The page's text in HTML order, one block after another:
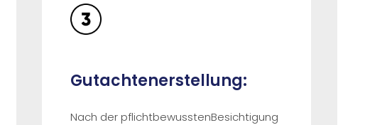
Gutachtenerstellung:
Nach der pflichtbewusstenBesichtigung